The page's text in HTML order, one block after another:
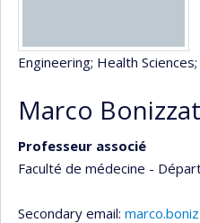
Engineering; Health Sciences
Marco
Professeur associé
Faculté de médecine -
Secondary email: